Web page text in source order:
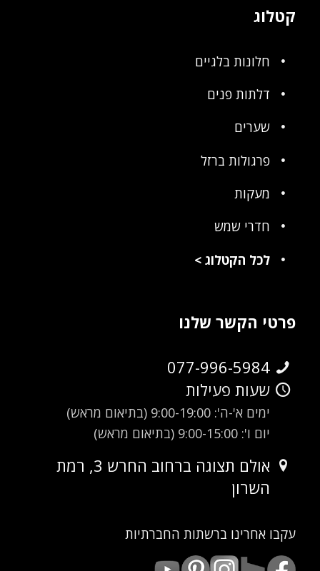
קטלוג
חלונות בלגיים
דלתות פנים
שערים
פרגולות ברזל
מעקות
חדרי שמש
לכל הקטלוג>
פרטי הקשר שלנו
077-996-5984
שעות פעילות
ימים א'-ה': 9:00-19:00 (בתיאום מראש)
יום ו': 9:00-15:00 (בתיאום מראש)
אולם תצוגה ברחוב החרש 3, רמת
השרון
עקבו אחרינו ברשתות החברתיות